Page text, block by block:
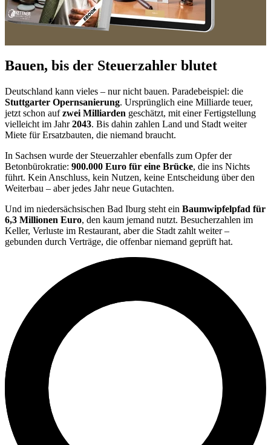
Bauen, bis der Steuerzahler blutet
Deutschland kann vieles – nur nicht bauen. Paradebeispiel: die
Stuttgarter Opernsanierung. Ursprünglich eine Milliarde teuer,
jetzt schon aufzwei Milliarden geschätzt, mit einer Fertigstellung
vielleicht im Jahr2043. Bis dahin zahlen Land und Stadt weiter
Miete für Ersatzbauten, die niemand braucht.
In Sachsen wurde der Steuerzahler ebenfalls zum Opfer der
Betonbürokratie: 900.000 Euro für eine Brücke, die ins Nichts
führt. Kein Anschluss, kein Nutzen, keine Entscheidung über den
Weiterbau – aber jedes Jahr neue Gutachten.
Und im niedersächsischen Bad Iburg steht ein Baumwipfelpfad für
6,3 Millionen Euro, den kaum jemand nutzt. Besucherzahlen im
Keller, Verluste im Restaurant, aber die Stadt zahlt weiter –
gebunden durch Verträge, die offenbar niemand geprüft hat.